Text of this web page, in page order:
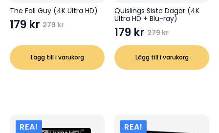
The Fall Guy (4K Ultra HD)
279kr
Det
ursprungliga
priset
var:
179 kr
Det
nuvarande
priset
är:
Lägg till i varukorg
Quislings Sista Dagar (4K
Ultra HD + Blu-ray)
279kr
Det
ursprungliga
priset
179 kr
Det
nuvarande
prisetLägg till i varukorg
REA! REA!